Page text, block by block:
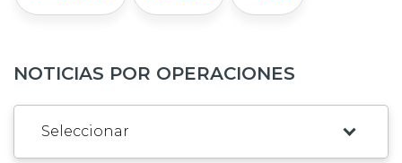
NOTICIAS POR OPERACIONES